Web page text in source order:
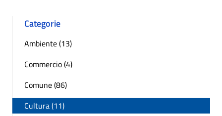
Categorie
Ambiente (13)
Commercio (4)
Comune (86)
Cultura (11)